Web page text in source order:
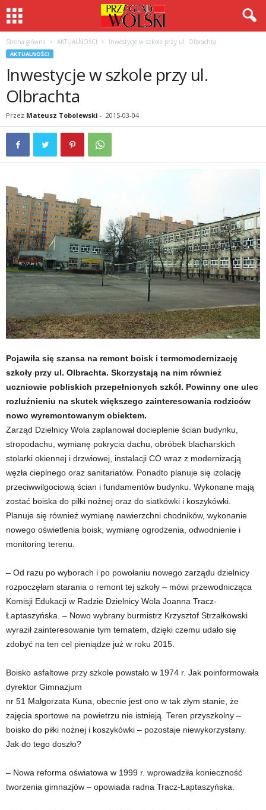
Strona główna AKTUALNOŚCI Inwestycje w szkole przy ul. Olbrachta
AKTUALNOŚCI
Inwestycje w szkole przy ul.
Olbrachta
Przez Mateusz Tobolewski - 2015-03-04
Pojawiła się szansa na remont boisk i termomodernizację
szkoły przy ul. Olbrachta. Skorzystają na nim również
uczniowie pobliskich przepełnionych szkół. Powinny one ulec
rozluźnieniu na skutek większego zainteresowania rodziców
nowo wyremontowanym obiektem.
Zarząd Dzielnicy Wola zaplanował docieplenie ścian budynku,
stropodachu, wymianę pokrycia dachu, obróbek blacharskich
stolarki okiennej i drzwiowej, instalacji CO wraz z modernizacją
węzła cieplnego oraz sanitariatów. Ponadto planuje się izolację
przeciwwilgociową ścian i fundamentów budynku. Wykonane mają
zostać boiska do piłki nożnej oraz do siatkówki i koszykówki.
Planuje się również wymianę nawierzchni chodników, wykonanie
nowego oświetlenia boisk, wymianę ogrodzenia, odwodnienie i
monitoring terenu.
– Od razu po wyborach i po powołaniu nowego zarządu dzielnicy
rozpoczęłam starania o remont tej szkoły – mówi przewodnicząca
Komisji Edukacji w Radzie Dzielnicy Wola Joanna Tracz-
Łaptaszyńska. – Nowo wybrany burmistrz Krzysztof Strzałkowski
wyraził zainteresowanie tym tematem, dzięki czemu udało się
zdobyć na ten cel pieniądze już w roku 2015.
Boisko asfaltowe przy szkole powstało w 1974 r. Jak poinformowała
dyrektor Gimnazjum
nr 51 Małgorzata Kuna, obecnie jest ono w tak złym stanie, że
zajęcia sportowe na powietrzu nie istnieją. Teren przyszkolny –
boisko do piłki nożnej i koszykówki – pozostaje niewykorzystany.
Jak do tego doszło?
– Nowa reforma oświatowa w 1999 r. wprowadziła konieczność
tworzenia gimnazjów – opowiada radna Tracz-Łaptaszyńska.